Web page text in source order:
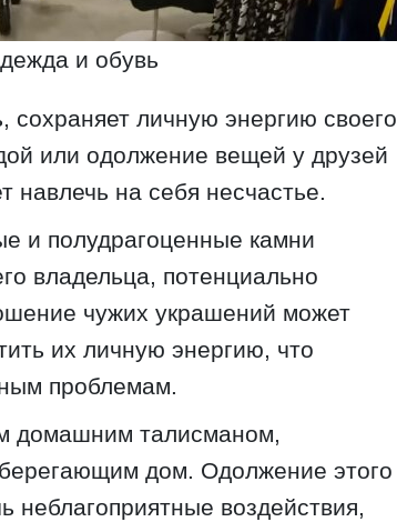
и обувь
личную энергию своего
или одолжение вещей у друзей
навлечь на себя несчастье.
и полудрагоценные камни
владельца, потенциально
чужих украшений может
их личную энергию, что
проблемам.
домашним талисманом,
дом. Одолжение этого
неблагоприятные воздействия,